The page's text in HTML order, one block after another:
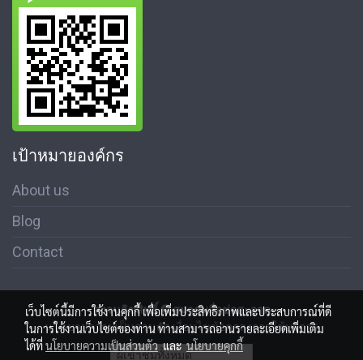
เป้าหมายองค์กร
About us
Blog
Contact
สงวนลิขสิทธิ์ © สมาคมสื่อช่อสะอาด
นโนบายความเป็นส่วนตัว เงื่อนไขข้อตกลงการใช้บริการ
ผู้เข้าชมวันนี้ 3,172
เว็บไซต์นี้มีการใช้งานคุกกี้ เพื่อเพิ่มประสิทธิภาพและประสบการณ์ที่ดี
ในการใช้งานเว็บไซต์ของท่าน ท่านสามารถอ่านรายละเอียดเพิ่มเติม
ได้ที่นโยบายความเป็นส่วนตัวและนโยบายคุกกี้